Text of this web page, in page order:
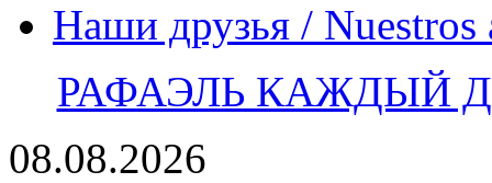
Наши друзья / Nuestros
РАФАЭЛЬ КАЖДЫЙ
08.08.2026